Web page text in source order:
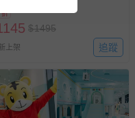
折
$1495
上架 追蹤